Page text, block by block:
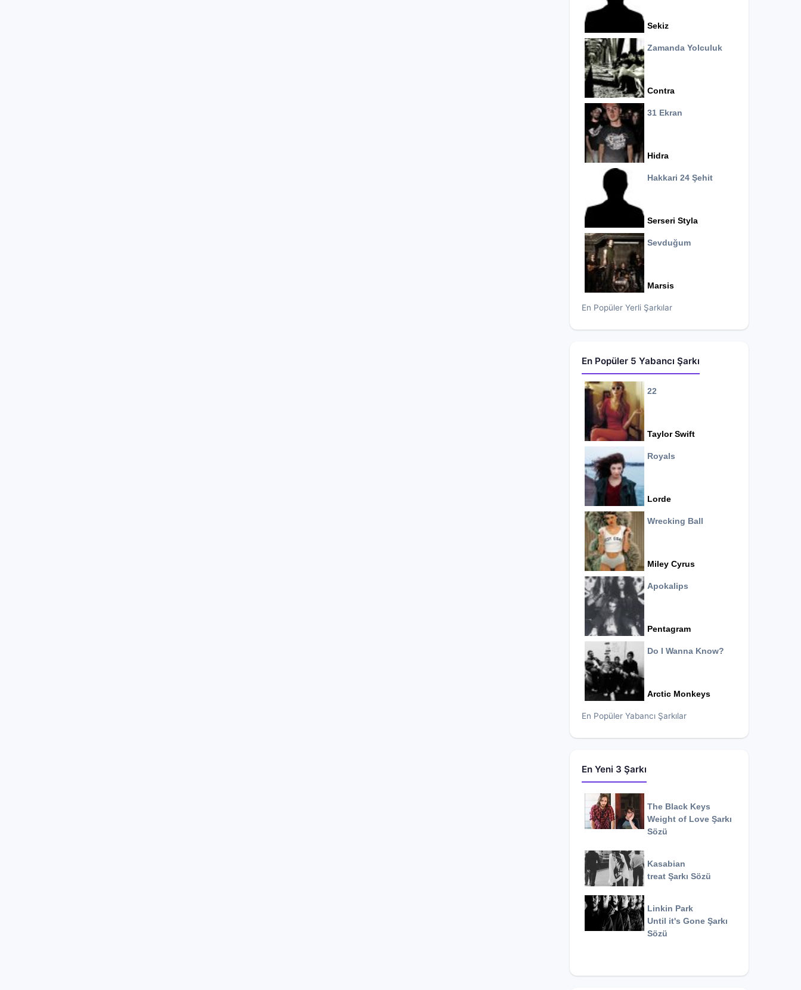
Sekiz
Zamanda Yolculuk
Contra
31 Ekran
Hidra
Hakkari 24 Şehit
Serseri Styla
Sevduğum
Marsis
En Popüler Yerli Şarkılar
En Popüler 5 Yabancı Şarkı
22
Taylor Swift
Royals
Lorde
Wrecking Ball
Miley Cyrus
Apokalips
Pentagram
Do I Wanna Know?
Arctic Monkeys
En Popüler Yabancı Şarkılar
En Yeni 3 Şarkı
The Black Keys
Weight of Love Şarkı
Sözü
Kasabian
treat Şarkı Sözü
Linkin Park
Until it's Gone Şarkı
Sözü